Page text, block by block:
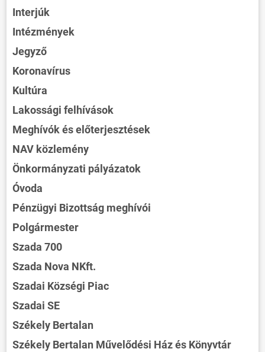
Interjúk
Intézmények
Jegyző
Koronavírus
Kultúra
Lakossági felhívások
Meghívók és előterjesztések
NAV közlemény
Önkormányzati pályázatok
Óvoda
Pénzügyi Bizottság meghívói
Polgármester
Szada 700
Szada Nova NKft.
Szadai Községi Piac
Szadai SE
Székely Bertalan
Székely Bertalan Művelődési Ház és Könyvtár